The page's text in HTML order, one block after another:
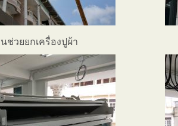
ช่วยยกเครื่องปูผ้า